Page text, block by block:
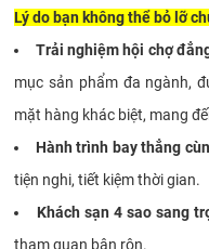
Lý do bạn không thể bỏ lỡ
Trải nghiệm hội chợ
mục sản phẩm đa ngành,
mặt hàng khác biệt, mang
Hành trình bay thẳng
tiện nghi, tiết kiệm thời gian.
Khách sạn 4 sao sang
tham quan bận rộn.